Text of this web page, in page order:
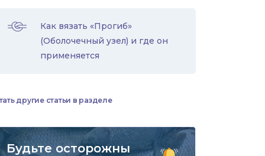
Как вязать «Прогиб»
(Оболочечный узел) и где он
применяется
другие статьи в разделе
Будьте осторожны